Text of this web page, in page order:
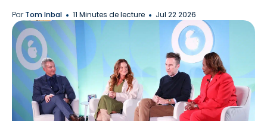
ParTom Inbal 11 Minutes de lecture Jul 22 2026